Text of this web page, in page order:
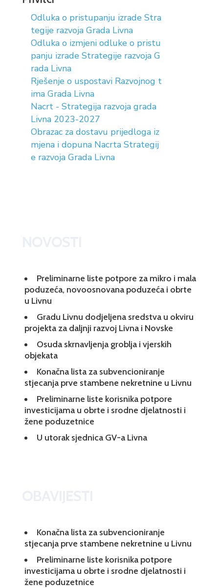
Odluka o pristupanju izrade Stra
tegije razvoja Grada Livna
Odluka o izmjeni odluke o pristu
panju izrade Strategije razvoja G
rada Livna
Rješenje o uspostavi Razvojnog t
ima Grada Livna
Nacrt - Strategija razvoja grada
Livna 2023-2027
Obrazac za dostavu prijedloga iz
mjena i dopuna Nacrta Strategij
e razvoja Grada Livna
Preliminarne liste potpore za mikro i mala
poduzeća, novoosnovana poduzeća i obrte
u Livnu
Gradu Livnu dodjeljena sredstva u okviru
projekta za daljnji razvoj Livna i Novske
Osuda skrnavljenja groblja i vjerskih
objekata
Konačna lista za subvencioniranje
stjecanja prve stambene nekretnine u Livnu
Preliminarne liste korisnika potpore
investicijama u obrte i srodne djelatnosti i
žene poduzetnice
U utorak sjednica GV-a Livna
Konačna lista za subvencioniranje
stjecanja prve stambene nekretnine u Livnu
Preliminarne liste korisnika potpore
investicijama u obrte i srodne djelatnosti i
žene poduzetnice